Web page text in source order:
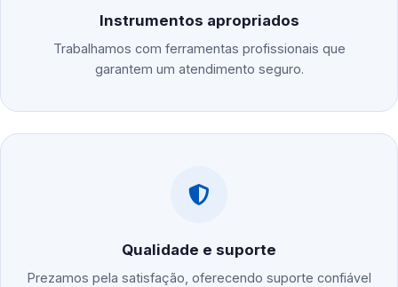
Instrumentos apropriados
Trabalhamos com ferramentas profissionais que
garantem um atendimento seguro.
Qualidade e suporte
Prezamos pela satisfação, oferecendo suporte confiável